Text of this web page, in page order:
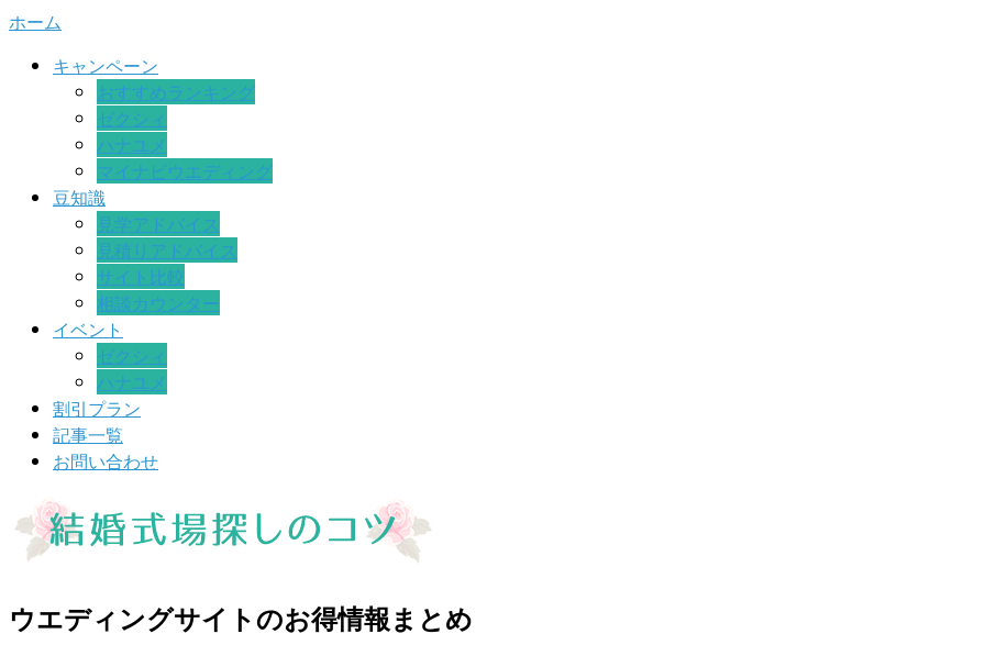
ホーム
キャンペーン
おすすめランキング
ゼクシィ
ハナユメ
マイナビウエディング
豆知識
見学アドバイス
見積りアドバイス
サイト比較
相談カウンター
イベント
ゼクシィ
ハナユメ
割引プラン
記事一覧
お問い合わせ
ウエディングサイトのお得情報まとめ